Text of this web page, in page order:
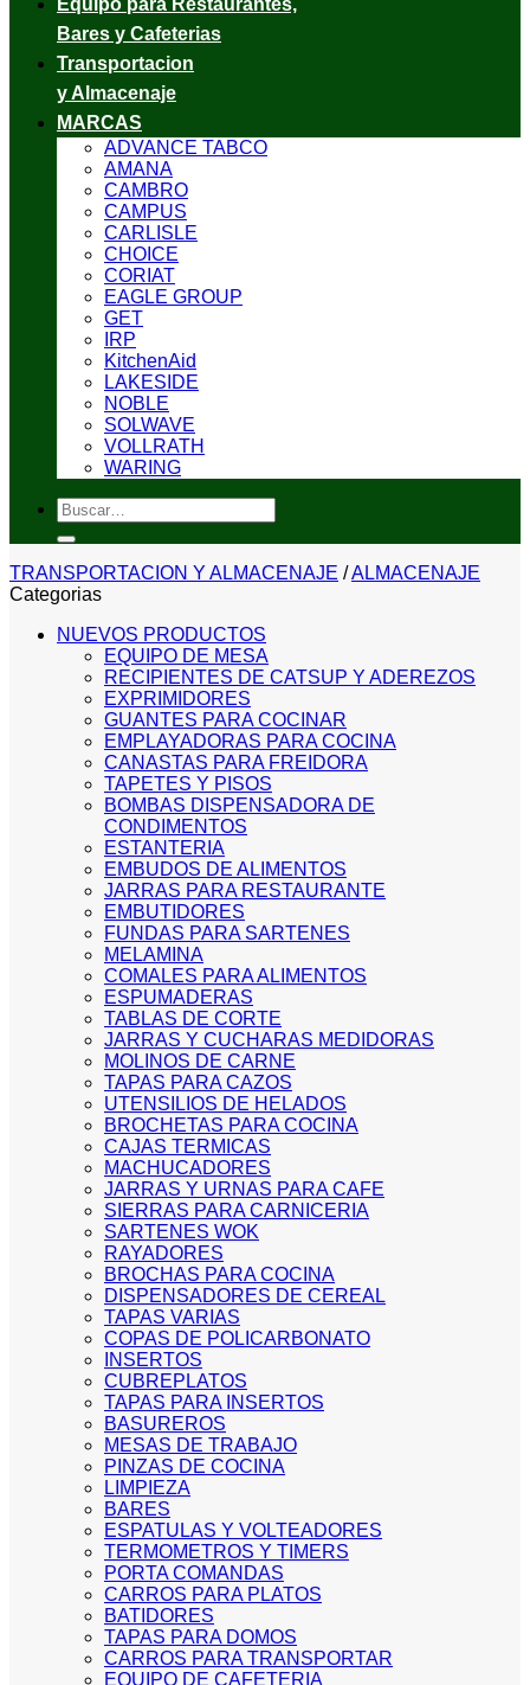
Equipo para Restaurantes,
Bares y Cafeterias
Transportacion
y Almacenaje
MARCAS
ADVANCE TABCO
AMANA
CAMBRO
CAMPUS
CARLISLE
CHOICE
CORIAT
EAGLE GROUP
GET
IRP
KitchenAid
LAKESIDE
NOBLE
SOLWAVE
VOLLRATH
WARING
Buscar
por:
TRANSPORTACION Y ALMACENAJE /ALMACENAJE
Categorias
NUEVOS PRODUCTOS
EQUIPO DE MESA
RECIPIENTES DE CATSUP Y ADEREZOS
EXPRIMIDORES
GUANTES PARA COCINAR
EMPLAYADORAS PARA COCINA
CANASTAS PARA FREIDORA
TAPETES Y PISOS
BOMBAS DISPENSADORA DE
CONDIMENTOS
ESTANTERIA
EMBUDOS DE ALIMENTOS
JARRAS PARA RESTAURANTE
EMBUTIDORES
FUNDAS PARA SARTENES
MELAMINA
COMALES PARA ALIMENTOS
ESPUMADERAS
TABLAS DE CORTE
JARRAS Y CUCHARAS MEDIDORAS
MOLINOS DE CARNE
TAPAS PARA CAZOS
UTENSILIOS DE HELADOS
BROCHETAS PARA COCINA
CAJAS TERMICAS
MACHUCADORES
JARRAS Y URNAS PARA CAFE
SIERRAS PARA CARNICERIA
SARTENES WOK
RAYADORES
BROCHAS PARA COCINA
DISPENSADORES DE CEREAL
TAPAS VARIAS
COPAS DE POLICARBONATO
INSERTOS
CUBREPLATOS
TAPAS PARA INSERTOS
BASUREROS
MESAS DE TRABAJO
PINZAS DE COCINA
LIMPIEZA
BARES
ESPATULAS Y VOLTEADORES
TERMOMETROS Y TIMERS
PORTA COMANDAS
CARROS PARA PLATOS
BATIDORES
TAPAS PARA DOMOS
CARROS PARA TRANSPORTAR
EQUIPO DE CAFETERIA